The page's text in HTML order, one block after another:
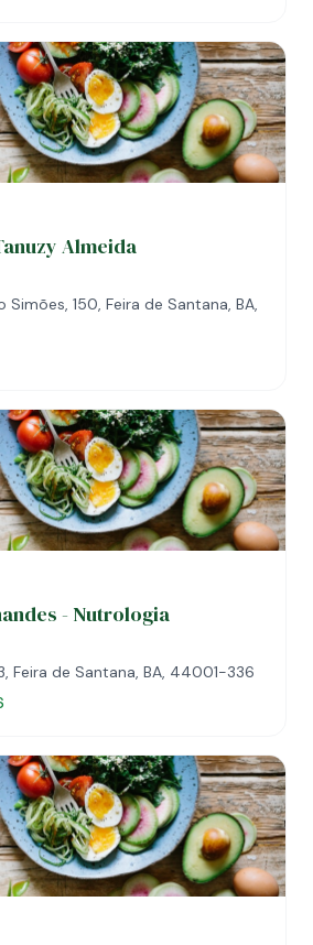
Almeida
Simões, 150, Feira de Santana, BA,
- Nutrologia
Feira de Santana, BA, 44001-336